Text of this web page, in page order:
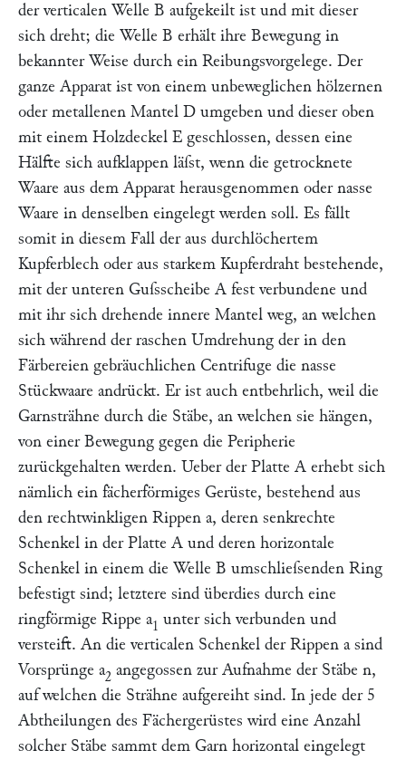
der verticalen Welle B aufgekeilt ist und mit dieser
sich dreht; die Welle B erhält ihre Bewegung in
bekannter Weise durch ein Reibungsvorgelege. Der
ganze Apparat ist von einem unbeweglichen hölzernen
oder metallenen Mantel D umgeben und dieser oben
mit einem Holzdeckel E geschlossen, dessen eine
Hälfte sich aufklappen läſst, wenn die getrocknete
Waare aus dem Apparat herausgenommen oder nasse
Waare in denselben eingelegt werden soll. Es fällt
somit in diesem Fall der aus durchlöchertem
Kupferblech oder aus starkem Kupferdraht bestehende,
mit der unteren Guſsscheibe A fest verbundene und
mit ihr sich drehende innere Mantel weg, an welchen
sich während der raschen Umdrehung der in den
Färbereien gebräuchlichen Centrifuge die nasse
Stückwaare andrückt. Er ist auch entbehrlich, weil die
Garnsträhne durch die Stäbe, an welchen sie hängen,
von einer Bewegung gegen die Peripherie
zurückgehalten werden. Ueber der Platte A erhebt sich
nämlich ein fächerförmiges Gerüste, bestehend aus
den rechtwinkligen Rippen a, deren senkrechte
Schenkel in der Platte A und deren horizontale
Schenkel in einem die Welle B umschlieſsenden Ring
befestigt sind; letztere sind überdies durch eine
ringförmige Rippe a1 unter sich verbunden und
versteift. An die verticalen Schenkel der Rippen asind
Vorsprünge a2 angegossen zur Aufnahme der Stäbe n,
auf welchen die Strähne aufgereiht sind. In jede der 5
Abtheilungen des Fächergerüstes wird eine Anzahl
solcher Stäbe sammt dem Garn horizontal eingelegt